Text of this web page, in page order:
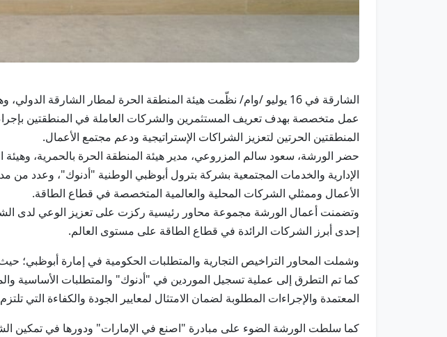
الشارقة في 16 يوليو /وام/ نظّمت هيئة المنطقة الحرة لمطار الشارقة
عمل متخصصة بهدف تعريف المستثمرين والشركات العاملة في المنطقتين
المنطقتين الحرتين لتعزيز الشراكات الإستراتيجية ودعم مجتمع الأعمال.
حضر الورشة، سعود سالم المزروعي، مدير هيئة المنطقة الحرة بالحمرية،
الإدارية والخدمات المجتمعية بشركة بترول أبوظبي الوطنية "أدنوك"، وعدد من
الأعمال وممثلي الشركات المحلية والعالمية المتخصصة في قطاع الطاقة.
وتضمنت أعمال الورشة مجموعة محاور رئيسية ركزت على تعزيز الوعي لدى
إحدى أبرز الشركات الرائدة في قطاع الطاقة على مستوى العالم.
وشملت المحاور التراخيص التجارية والمتطلبات الحكومية في إمارة أبوظبي؛
كما تم التطرق إلى عملية تسجيل الموردين في "أدنوك" والمتطلبات الأساسية
المعتمدة والإجراءات المطلوبة لضمان الامتثال لمعايير الجودة والكفاءة التي
كما سلطت الورشة الضوء على مبادرة "اصنع في الإمارات" ودورها في تمكين